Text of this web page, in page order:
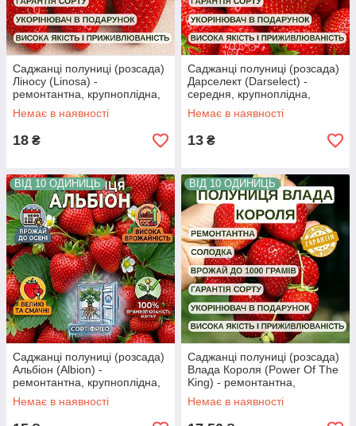
Саджанці полуниці (розсада)
Ліносу (Linosa) -
ремонтантна, крупноплідна,
соковита
Немає в наявності
18 ₴
Саджанці полуниці (розсада)
Дарселект (Darselect) -
середня, крупноплідна,
врожайна
Немає в наявності
13 ₴
ВІД 10 ОДИНИЦЬ
Саджанці полуниці (розсада)
Альбіон (Albion) -
ремонтантна, крупноплідна,
соковита
Немає в наявності
ВІД 10 ОДИНИЦЬ
Саджанці полуниці (розсада)
Влада Короля (Power Of The
King) - ремонтантна,
соковита, крупноплідна
Немає в наявності